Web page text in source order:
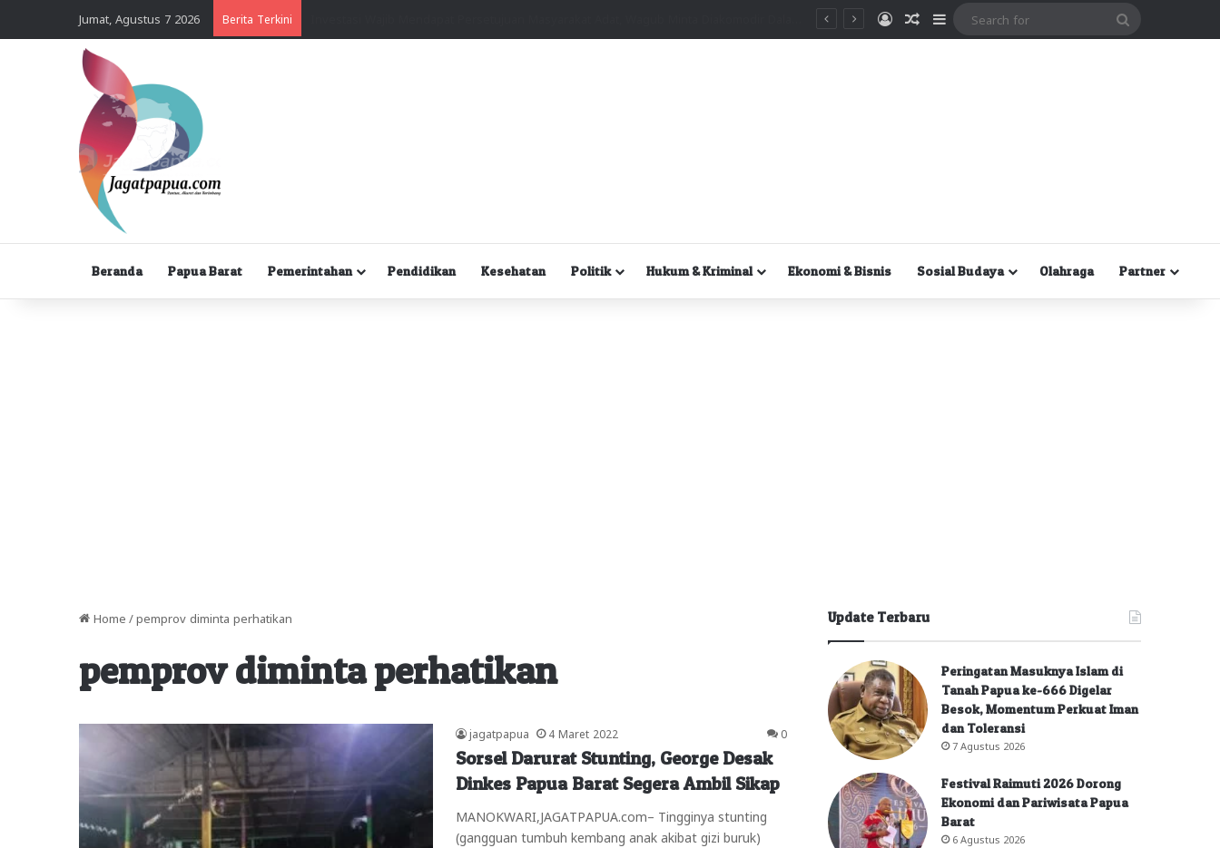
Jumat, Agustus 7 2026 Berita Terkini MasukRandom Article
Sidebar
Beranda Papua Barat Pemerintahan Pendidikan Kesehatan Politik Hukum & Kriminal Ekonomi & Bisnis Sosial Budaya Olahraga Partner
Home / pemprov diminta perhatikan
pemprov diminta perhatikan
jagatpapua 4 Maret 2022 0
Sorsel Darurat Stunting, George Desak
Dinkes Papua Barat Segera Ambil Sikap
MANOKWARI,JAGATPAPUA.com– Tingginya stunting
(gangguan tumbuh kembang anak akibat gizi buruk)
Update Terbaru
Peringatan Masuknya Islam di
Tanah Papua ke-666 Digelar
Besok, Momentum Perkuat Iman
dan Toleransi
7 Agustus 2026
Festival Raimuti 2026 Dorong
Ekonomi dan Pariwisata Papua
Barat
6 Agustus 2026